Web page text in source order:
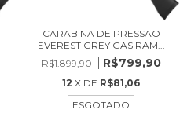
CARABINA DE PRESSAO
EVEREST GREY GAS RAM...
R$1.899,90
R$799,90
12 X DE R$81,06
ESGOTADO